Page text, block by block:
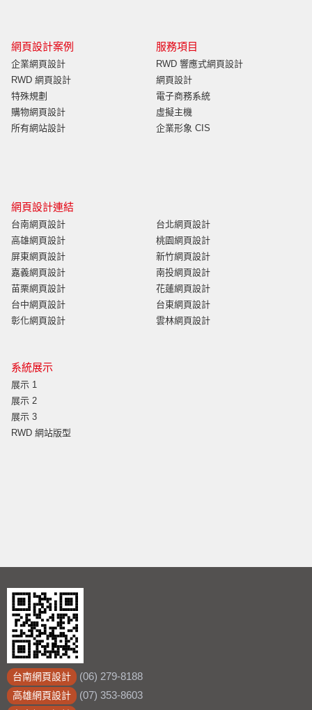
網頁設計案例
企業網頁設計
RWD 網頁設計
特殊規劃
購物網頁設計
所有網站設計
服務項目
RWD 響應式網頁設計
網頁設計
電子商務系統
虛擬主機
企業形象 CIS
網頁設計連結
台南網頁設計
高雄網頁設計
屏東網頁設計
嘉義網頁設計
苗栗網頁設計
台中網頁設計
彰化網頁設計
台北網頁設計
桃園網頁設計
新竹網頁設計
南投網頁設計
花蓮網頁設計
台東網頁設計
雲林網頁設計
系統展示
展示 1
展示 2
展示 3
RWD 網站版型
台南網頁設計 (06) 279-8188
高雄網頁設計 (07) 353-8603